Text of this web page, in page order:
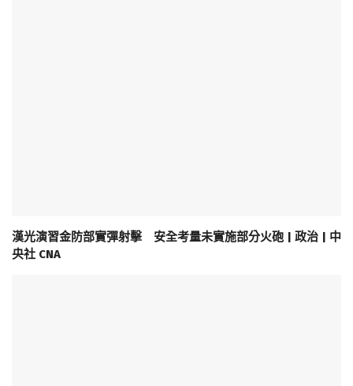
漢光演習金防部實彈射擊 安全考量未實施部分火砲 | 政治 | 中
央社 CNA